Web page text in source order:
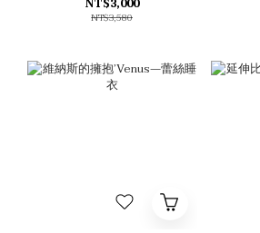
NT$3,000
NT$3,580